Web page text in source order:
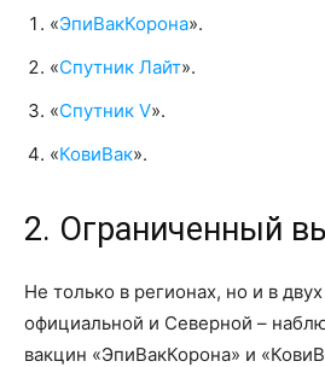
«ЭпиВакКорона».
«Спутник Лайт».
«Спутник V».
«КовиВак».
2. Ограниченный
Не только в регионах, но и в
официальной и Северной –
вакцин «ЭпиВакКорона» и